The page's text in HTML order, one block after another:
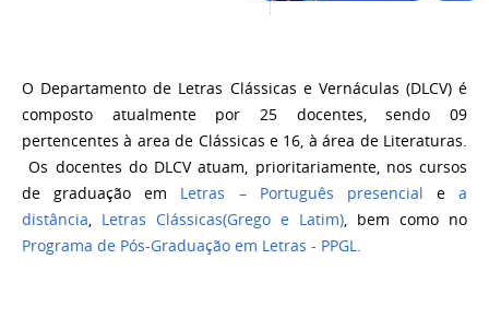
O Departamento de Letras Clássicas e Vernáculas (DLCV) é
composto atualmente por 25 docentes, sendo 09
pertencentes à area de Clássicas e 16, à área de Literaturas.
Os docentes do DLCV atuam, prioritariamente, nos cursos
de graduação em Letras – Português presencial e a
distância, Letras Clássicas(Grego e Latim), bem como no
Programa de Pós-Graduação em Letras - PPGL.